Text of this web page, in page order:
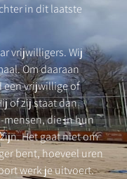
in dit laatste
vrijwilligers. Wij
Om daaraan
een vrijwillige of
of zij staat dan
mensen, die in hun
Het gaat niet om
bent, hoeveel uren
werk je uitvoert.